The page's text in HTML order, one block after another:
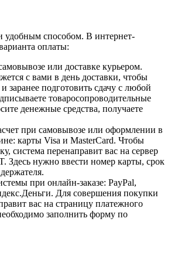
удобным способом. В интернет-
оплаты:
или доставке курьером.
с вами в день доставки, чтобы
заранее подготовить сдачу с любой
товаросопроводительные
денежные средства, получаете
при самовывозе или оформлении в
карты Visa и MasterCard. Чтобы
система перенаправит вас на сервер
Здесь нужно ввести номер карты, срок
при онлайн-заказе: PayPal,
Для совершения покупки
вас на страницу платежного
заполнить форму по